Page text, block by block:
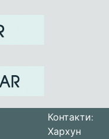
Контакти:
Хархун